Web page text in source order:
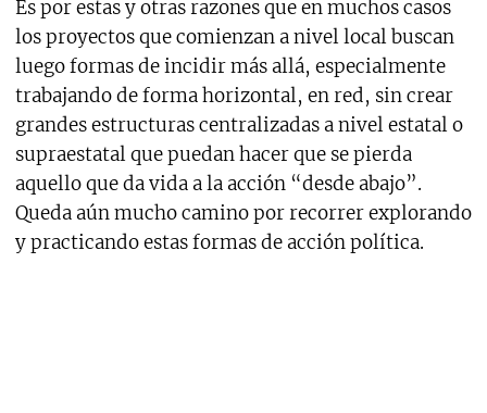
Es por estas y otras razones que en muchos casos
los proyectos que comienzan a nivel local buscan
luego formas de incidir más allá, especialmente
trabajando de forma horizontal, en red, sin crear
grandes estructuras centralizadas a nivel estatal o
supraestatal que puedan hacer que se pierda
aquello que da vida a la acción “desde abajo”.
Queda aún mucho camino por recorrer explorando
y practicando estas formas de acción política.